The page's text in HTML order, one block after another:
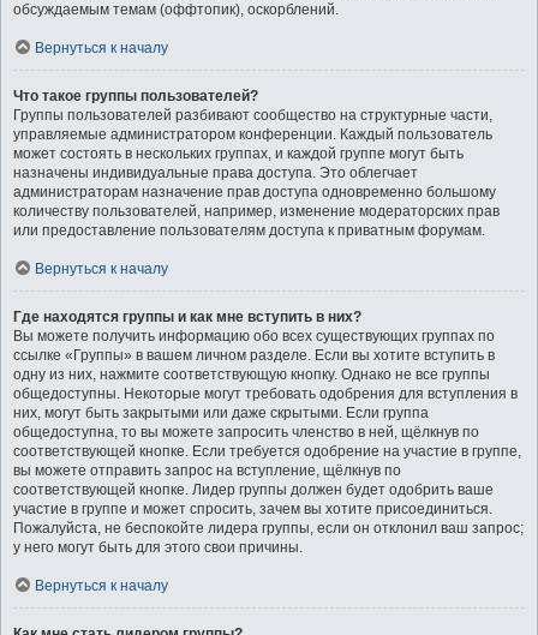
обсуждаемым темам (оффтопик), оскорблений.
Вернуться к началу
Что такое группы пользователей?
Группы пользователей разбивают сообщество на структурные части,
управляемые администратором конференции. Каждый пользователь
может состоять в нескольких группах, и каждой группе могут быть
назначены индивидуальные права доступа. Это облегчает
администраторам назначение прав доступа одновременно большому
количеству пользователей, например, изменение модераторских прав
или предоставление пользователям доступа к приватным форумам.
Вернуться к началу
Где находятся группы и как мне вступить в них?
Вы можете получить информацию обо всех существующих группах по
ссылке «Группы» в вашем личном разделе. Если вы хотите вступить в
одну из них, нажмите соответствующую кнопку. Однако не все группы
общедоступны. Некоторые могут требовать одобрения для вступления в
них, могут быть закрытыми или даже скрытыми. Если группа
общедоступна, то вы можете запросить членство в ней, щёлкнув по
соответствующей кнопке. Если требуется одобрение на участие в группе,
вы можете отправить запрос на вступление, щёлкнув по
соответствующей кнопке. Лидер группы должен будет одобрить ваше
участие в группе и может спросить, зачем вы хотите присоединиться.
Пожалуйста, не беспокойте лидера группы, если он отклонил ваш запрос;
у него могут быть для этого свои причины.
Вернуться к началу